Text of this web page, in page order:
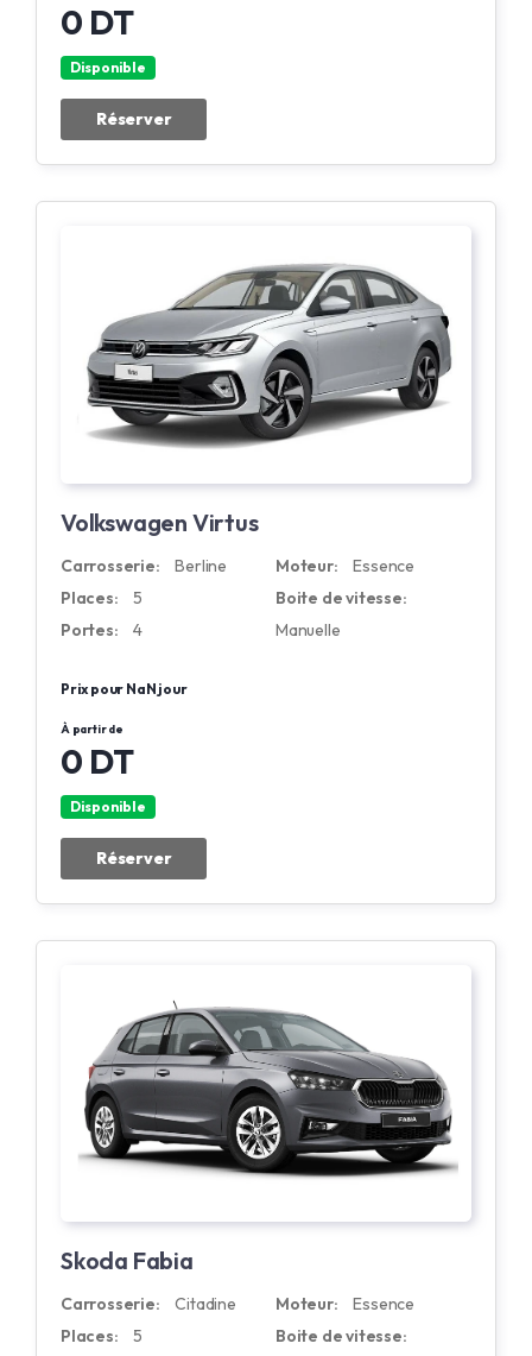
0 DT
Disponible
Réserver
Volkswagen Virtus
Carrosserie:
Berline
Places:
5
Portes:
4
Moteur:
Essence
Boite de vitesse:
Manuelle
Prix pour NaN jour
À partir de
0 DT
Disponible
Réserver
Skoda Fabia
Carrosserie:
Citadine
Places:
5
Moteur:
Essence
Boite de vitesse: